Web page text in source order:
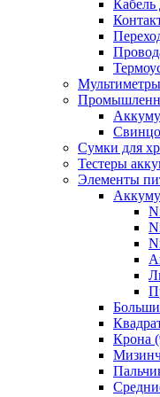
Кабель
Сумки для
Тестеры
Элементы
Крона